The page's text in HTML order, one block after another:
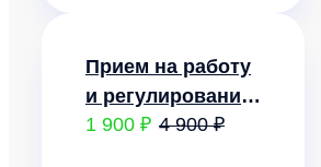
Прием на работу
и регулирование
труда
1 900 ₽ 4 900 ₽